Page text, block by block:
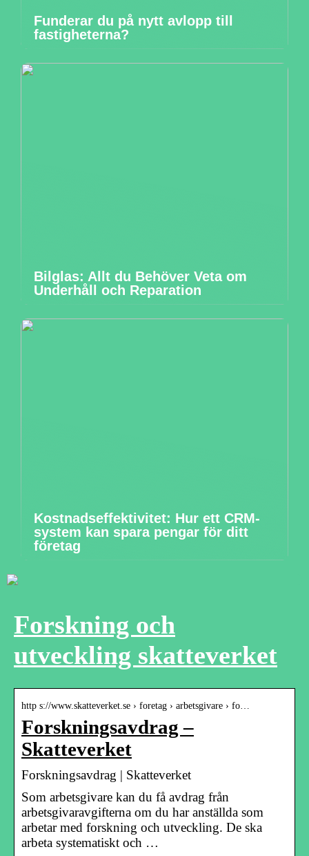
Funderar du på nytt avlopp till
fastigheterna?
Bilglas: Allt du Behöver Veta om
Underhåll och Reparation
Kostnadseffektivitet: Hur ett CRM-
system kan spara pengar för ditt
företag
Forskning och
utveckling skatteverket
http s://www.skatteverket.se › foretag › arbetsgivare › fo…
Forskningsavdrag –
Skatteverket
Forskningsavdrag | Skatteverket
Som arbetsgivare kan du få avdrag från
arbetsgivaravgifterna om du har anställda som
arbetar med forskning och utveckling. De ska
arbeta systematiskt och …